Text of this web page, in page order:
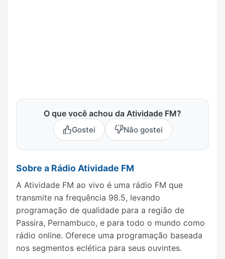
O que você achou da Atividade FM?
Gostei Não gostei
Sobre a Rádio Atividade FM
A Atividade FM ao vivo é uma rádio FM que
transmite na frequência 98.5, levando
programação de qualidade para a região de
Passira, Pernambuco, e para todo o mundo como
rádio online. Oferece uma programação baseada
nos segmentos eclética para seus ouvintes.